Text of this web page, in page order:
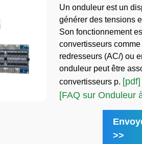
Un onduleur est un
générer des tensions
Son fonctionnement
convertisseurs
redresseurs (AC/) ou
onduleur peut être
convertisseurs p. [pdf]
[FAQ sur Onduleur
>>